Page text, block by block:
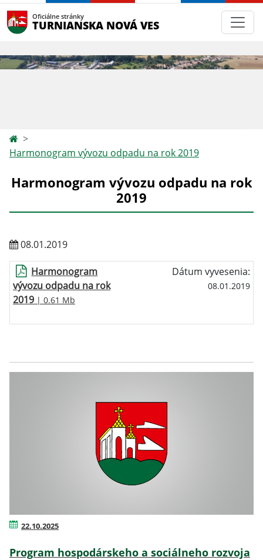
Oficiálne stránky
TURNIANSKA NOVÁ VES
Harmonogram vývozu odpadu na rok 2019
Harmonogram vývozu odpadu na rok
2019
08.01.2019
Harmonogram
vývozu odpadu na rok
2019 | 0.61 Mb
Dátum vyvesenia:
08.01.2019
22.10.2025
Program hospodárskeho a sociálneho rozvoja